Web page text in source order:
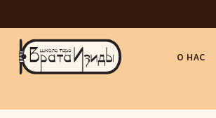
О НАС